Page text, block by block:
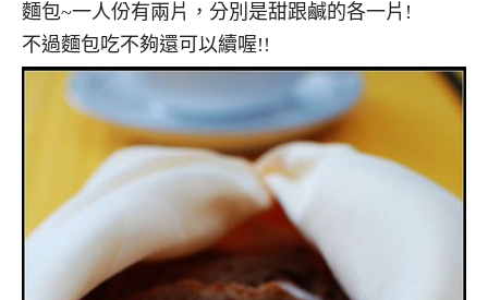
麵包~一人份有兩片，分別是甜跟鹹的各一片!
不過麵包吃不夠還可以續喔!!